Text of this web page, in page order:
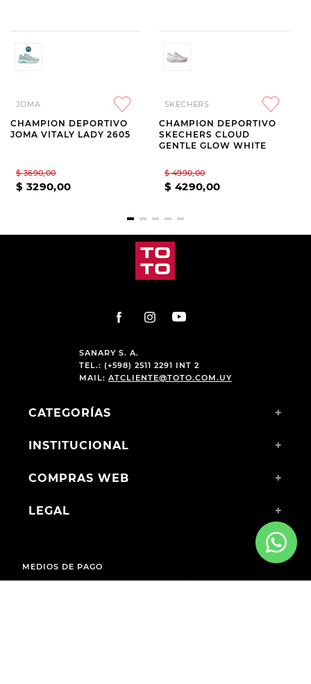
JOMA
CHAMPION DEPORTIVO
JOMA VITALY LADY 2605
$ 3690,00
$ 3290,00
SKECHERS
CHAMPION DEPORTIVO
SKECHERS CLOUD
GENTLE GLOW WHITE
$ 4990,00
$ 4290,00
SANARY S. A.
TEL.: (+598) 2511 2291 INT 2
MAIL: ATCLIENTE@TOTO.COM.UY
CATEGORÍAS +
INSTITUCIONAL +
COMPRAS WEB +
LEGAL +
MEDIOS DE PAGO